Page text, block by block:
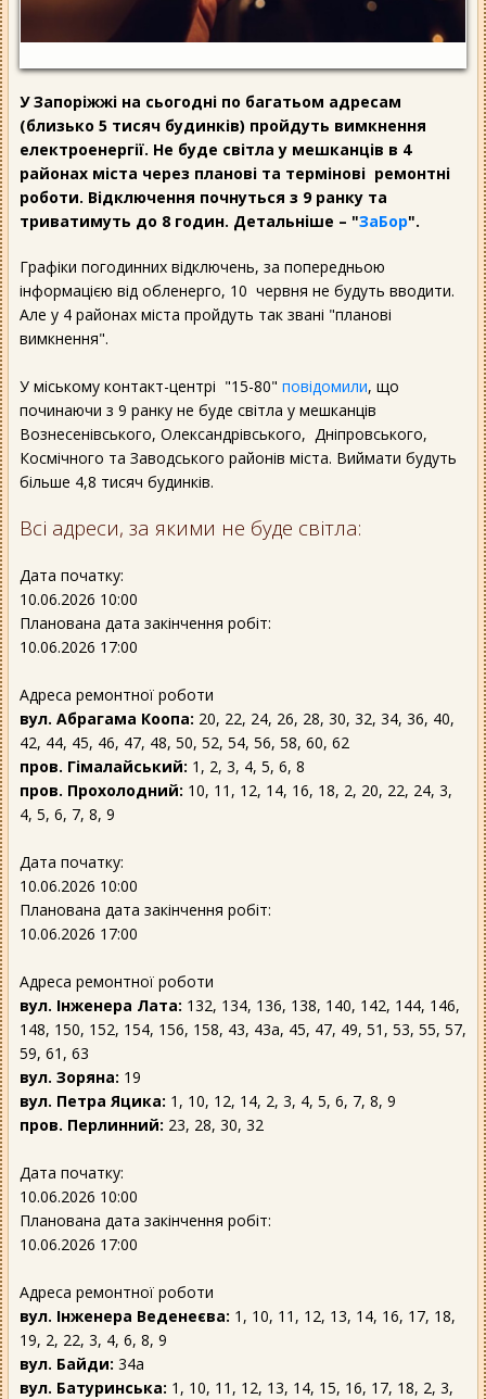
У Запоріжжі на сьогодні по багатьом адресам
(близько 5 тисяч будинків) пройдуть вимкнення
електроенергії. Не буде світла у мешканців в 4
районах міста через планові та термінові ремонтні
роботи. Відключення почнуться з 9 ранку та
триватимуть до 8 годин. Детальніше – "ЗаБор".
Графіки погодинних відключень, за попередньою
інформацією від обленерго, 10 червня не будуть вводити.
Але у 4 районах міста пройдуть так звані "планові
вимкнення".
У міському контакт-центрі "15-80" повідомили, що
починаючи з 9 ранку не буде світла у мешканців
Вознесенівського, Олександрівського, Дніпровського,
Космічного та Заводського районів міста. Виймати будуть
більше 4,8 тисяч будинків.
Всі адреси, за якими не буде світла:
Дата початку:
10.06.2026 10:00
Планована дата закінчення робіт:
10.06.2026 17:00
Адреса ремонтної роботи
вул. Абрагама Коопа: 20, 22, 24, 26, 28, 30, 32, 34, 36, 40,
42, 44, 45, 46, 47, 48, 50, 52, 54, 56, 58, 60, 62
пров. Гімалайський: 1, 2, 3, 4, 5, 6, 8
пров. Прохолодний: 10, 11, 12, 14, 16, 18, 2, 20, 22, 24, 3,
4, 5, 6, 7, 8, 9
Дата початку:
10.06.2026 10:00
Планована дата закінчення робіт:
10.06.2026 17:00
Адреса ремонтної роботи
вул. Інженера Лата: 132, 134, 136, 138, 140, 142, 144, 146,
148, 150, 152, 154, 156, 158, 43, 43а, 45, 47, 49, 51, 53, 55, 57,
59, 61, 63
вул. Зоряна: 19
вул. Петра Яцика: 1, 10, 12, 14, 2, 3, 4, 5, 6, 7, 8, 9
пров. Перлинний: 23, 28, 30, 32
Дата початку:
10.06.2026 10:00
Планована дата закінчення робіт:
10.06.2026 17:00
Адреса ремонтної роботи
вул. Інженера Веденеєва: 1, 10, 11, 12, 13, 14, 16, 17, 18,
19, 2, 22, 3, 4, 6, 8, 9
вул. Байди: 34а
вул. Батуринська: 1, 10, 11, 12, 13, 14, 15, 16, 17, 18, 2, 3,